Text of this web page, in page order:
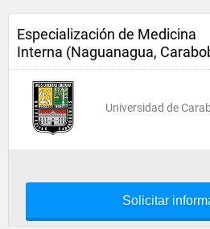
Especialización de Medicina
Interna (Naguanagua,
Universidad de
Solicitar